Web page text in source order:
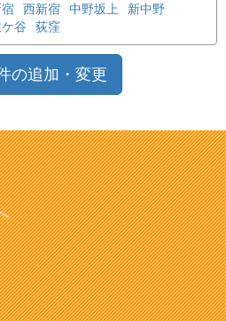
西新宿 中野坂上
新中野
谷 荻窪
の追加・変更